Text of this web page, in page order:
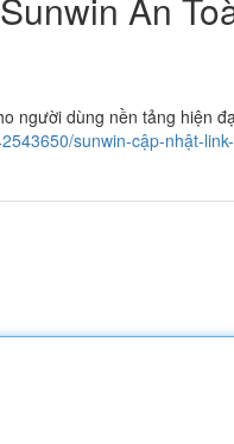
người dùng nền tảng hiện
sunwin-cập-nhật-